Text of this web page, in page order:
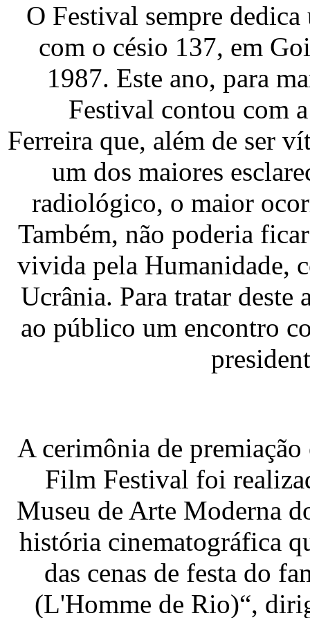
O Festival sempre dedica
com o césio 137, em
1987. Este ano, para
Festival contou com
Ferreira que, além de ser
um dos maiores
radiológico, o maior
Também, não poderia
vivida pela Humanidade,
Ucrânia. Para tratar
ao público um encontro
A cerimônia de
Film Festival foi
Museu de Arte Moderna
história cinematográfica
das cenas de festa do
(L'Homme de Rio)“,